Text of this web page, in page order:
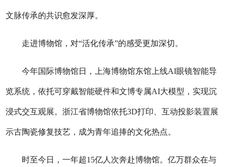
文脉传承的共识愈发深厚。
走进博物馆，对“活化传承”的感受更加深切。
今年国际博物馆日，上海博物馆东馆上线AI眼镜智能导
览系统，依托可穿戴智能硬件和文博专属AI大模型，实现沉
浸式交互观展。浙江省博物馆依托3D打印、互动投影装置展
示古陶瓷修复技艺，成为青年追捧的文化热点。
时至今日，一年超15亿人次奔赴博物馆。亿万群众在与